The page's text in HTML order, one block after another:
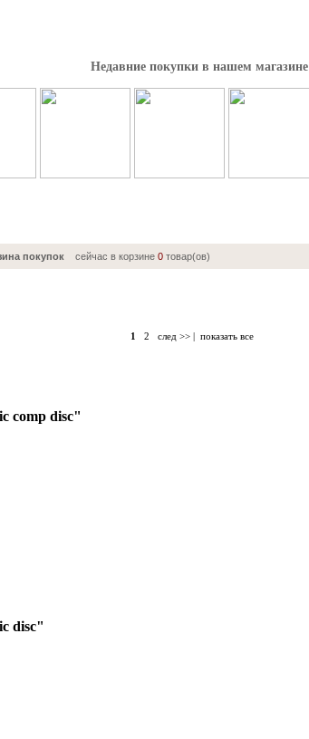
Недавние покупки в нашем магазине
покупоксейчас в корзине 0товар(ов)
1 2 след >>| показать все
comp disc"
disc"